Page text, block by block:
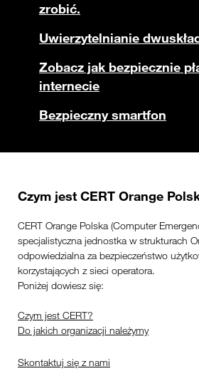
zrobić.
Uwierzytelnianie
Zobacz jak bezpiecznie
internecie
Bezpieczny smartfon
Czym jest CERT Orange
CERT Orange Polska (Computer
specjalistyczna jednostka w strukturach
odpowiedzialna za bezpieczeństwo
korzystających z sieci operatora.
Poniżej dowiesz się:
Czym jest CERT?
Do jakich organizacji należymy
Skontaktuj się z nami